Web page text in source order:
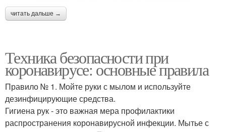
читать дальше →
Техника безопасности при
коронавирусе: основные правила
Правило № 1. Мойте руки с мылом и используйте
дезинфицирующие средства.
Гигиена рук - это важная мера профилактики
распространения коронавирусной инфекции. Мытье с